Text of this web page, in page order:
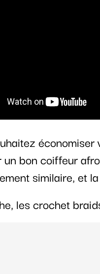
bon coiffeur
similaire, et
les crochet